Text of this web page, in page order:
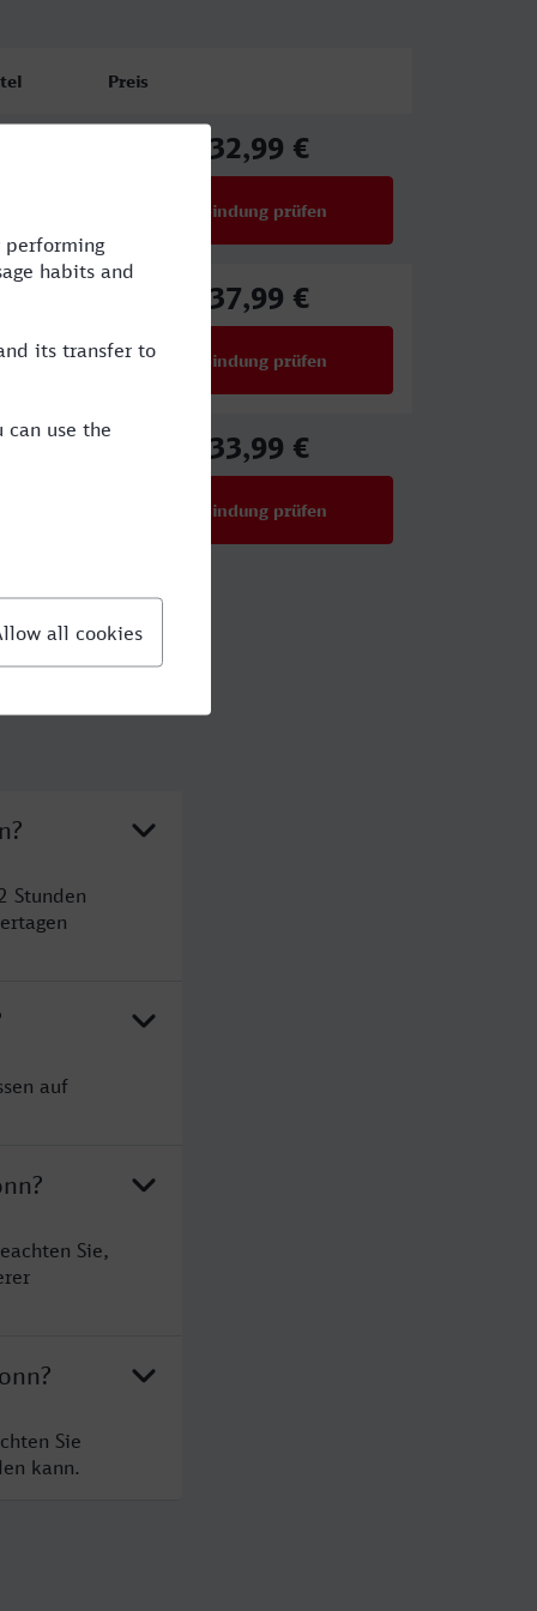
Preis
32,99 €
Verbindung prüfen
37,99 €
Verbindung prüfen
33,99 €
Verbindung prüfen
Stunden
auf
Sie,
Sie
kann.